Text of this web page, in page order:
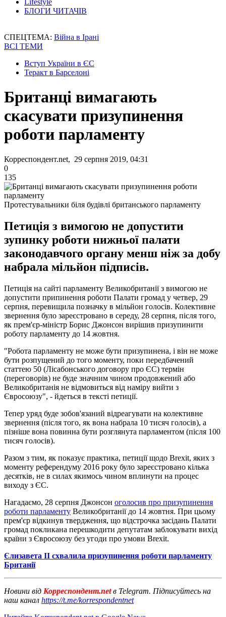
Lifestyle
БЛОГИ ЧИТАЧІВ
СПЕЦТЕМА: Війна в Ірані
ВСІ ТЕМИ
Вступ України в ЄС
Теракт в Барселоні
Британці вимагають
скасувати призупинення
роботи парламенту
Корреспондент.net, 29 серпня 2019, 04:31
0
135
Протестувальники біля будівлі британського парламенту
Петиція з вимогою не допустити
зупинку роботи нижньої палати
законодавчого органу менш ніж за добу
набрала мільйон підписів.
Петиція на сайті парламенту Великобританії з вимогою не
допустити припинення роботи Палати громад у четвер, 29
серпня, перевищила позначку в мільйон голосів. Колективне
звернення було зареєстровано в середу, 28 серпня, після того,
як прем'єр-міністр Борис Джонсон вирішив призупинити
роботу парламенту до 14 жовтня.
"Робота парламенту не може бути призупинена, і він не може
бути розпущений до того моменту, поки передбачений
статтею 50 (Лісабонського договору про ЄС) термін
(переговорів) не буде значним чином продовжений або
Великобританія не відмовиться від наміру вийти з
Євросоюзу", - йдеться в тексті петиції.
Тепер уряд буде зобов'язаний відреагувати на колективне
звернення (після того, як вона набрала 10 тисяч голосів), а
пізніше вона повинна бути розглянута парламентом (після 100
тисяч голосів).
Разом з тим, як показує практика, петиції щодо Brexit, яких з
моменту референдуму 2016 року було зареєстровано кілька
десятків, не в силах якимось чином вплинути на процес
виходу з ЄС.
Нагадаємо, 28 серпня Джонсон оголосив про призупинення
роботи парламенту Великобританії до 14 жовтня. При цьому
прем'єр відкинув твердження, що відстрочка засідань Палати
громад покликана перешкодити депутатам заблокувати вихід
країни з Євросоюзу без угоди про умови Brexit.
Єлизавета II схвалила призупинення роботи парламенту
Британії
Новини від Корреспондент.netв Telegram. Підписуйтесь на
наш канал https://t.me/korrespondentnet